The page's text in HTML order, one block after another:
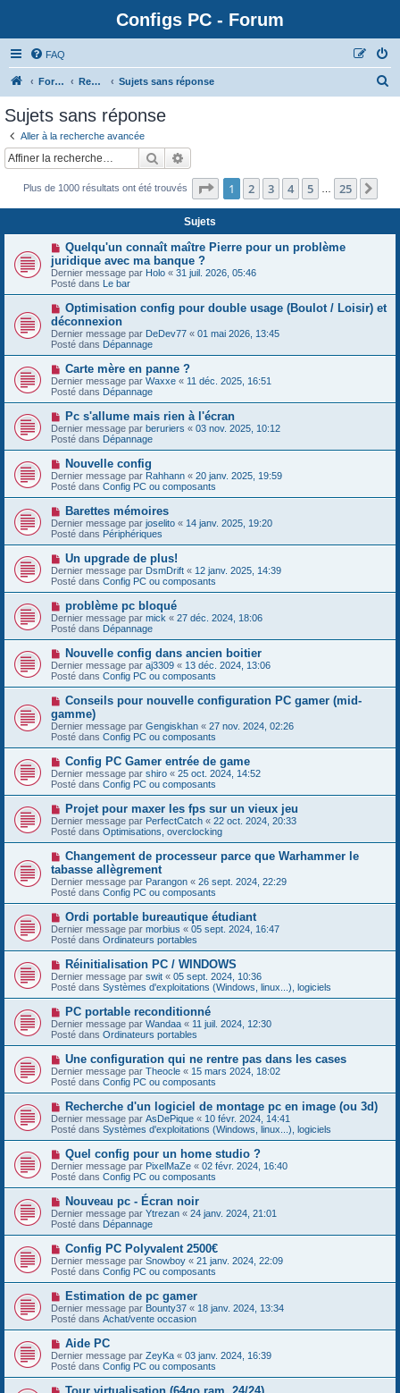
Configs PC - Forum
FAQ
Forum Rechercher Sujets sans réponse
Sujets sans réponse
Aller à la recherche avancée
Rechercher
Plus de 1000 résultats ont été trouvés Page 1sur25
1 2 3 4 5 25
Sujets
N
u
v
e
a
u
m
e
s
a
g
e
Quelqu'un connaît maître Pierre pour un problème
juridique avec ma banque ?
Dernier message par Holo « 31 juil. 2026, 05:46
Posté dans Le bar
N
o
u
v
e
a
u
m
e
s
s
a
g
e
Optimisation config pour double usage (Boulot / Loisir) et
déconnexion
Dernier message par DeDev77 « 01 mai 2026, 13:45
Posté dans Dépannage
N
o
u
v
e
a
u
m
e
s
a
g
e
Carte mère en panne ?
Dernier message par Waxxe « 11 déc. 2025, 16:51
Posté dans Dépannage
N
o
u
v
e
a
u
m
e
s
a
g
e
Pc s'allume mais rien à l'écran
Dernier message par beruriers « 03 nov. 2025, 10:12
Posté dans Dépannage
N
o
u
v
e
a
u
m
e
s
s
a
g
Nouvelle config
Dernier message par Rahhann « 20 janv. 2025, 19:59
Posté dans Config PC ou composants
N
o
u
v
e
a
u
m
e
s
s
a
g
e
Barettes mémoires
Dernier message par joselito « 14 janv. 2025, 19:20
Posté dans Périphériques
N
o
u
v
u
m
e
s
a
g
e
Un upgrade de plus!
Dernier message par DsmDrift « 12 janv. 2025, 14:39
Posté dans Config PC ou composants
N
o
u
v
e
a
u
m
e
s
s
a
g
e
problème pc bloqué
Dernier message par mick « 27 déc. 2024, 18:06
Posté dans Dépannage
N
o
u
v
a
u
m
e
s
s
g
e
Nouvelle config dans ancien boitier
Dernier message par aj3309 « 13 déc. 2024, 13:06
Posté dans Config PC ou composants
N
u
v
e
a
u
m
e
s
s
a
g
e
Conseils pour nouvelle configuration PC gamer (mid-
gamme)
Dernier message par Gengiskhan « 27 nov. 2024, 02:26
Posté dans Config PC ou composants
N
o
u
v
e
a
u
m
e
s
s
a
g
e
Config PC Gamer entrée de game
Dernier message par shiro « 25 oct. 2024, 14:52
Posté dans Config PC ou composants
N
o
u
v
a
u
m
e
s
s
g
e
Projet pour maxer les fps sur un vieux jeu
Dernier message par PerfectCatch « 22 oct. 2024, 20:33
Posté dans Optimisations, overclocking
N
o
u
v
e
a
u
m
e
s
s
a
g
e
Changement de processeur parce que Warhammer le
tabasse allègrement
Dernier message par Parangon « 26 sept. 2024, 22:29
Posté dans Config PC ou composants
N
o
u
v
e
a
u
m
e
s
a
g
e
Ordi portable bureautique étudiant
Dernier message par morbius « 05 sept. 2024, 16:47
Posté dans Ordinateurs portables
N
o
u
v
e
a
u
m
e
s
s
a
g
e
Réinitialisation PC / WINDOWS
Dernier message par swit « 05 sept. 2024, 10:36
Posté dans Systèmes d'exploitations (Windows, linux...), logiciels
N
o
u
v
e
a
u
m
e
s
a
g
e
PC portable reconditionné
Dernier message par Wandaa « 11 juil. 2024, 12:30
Posté dans Ordinateurs portables
N
o
u
v
e
a
u
m
e
s
s
a
g
e
Une configuration qui ne rentre pas dans les cases
Dernier message par Theocle « 15 mars 2024, 18:02
Posté dans Config PC ou composants
N
o
u
v
a
u
m
e
s
a
g
e
Recherche d'un logiciel de montage pc en image (ou 3d)
Dernier message par AsDePique « 10 févr. 2024, 14:41
Posté dans Systèmes d'exploitations (Windows, linux...), logiciels
N
o
u
v
e
a
u
m
e
s
s
a
g
e
Quel config pour un home studio ?
Dernier message par PixelMaZe « 02 févr. 2024, 16:40
Posté dans Config PC ou composants
N
o
u
v
a
u
m
e
s
a
g
Nouveau pc - Écran noir
Dernier message par Ytrezan « 24 janv. 2024, 21:01
Posté dans Dépannage
N
o
u
v
e
a
u
m
e
s
s
a
g
e
Config PC Polyvalent 2500€
Dernier message par Snowboy « 21 janv. 2024, 22:09
Posté dans Config PC ou composants
N
o
u
v
a
u
m
e
s
Estimation de pc gamer
Dernier message par Bounty37 « 18 janv. 2024, 13:34
Posté dans Achat/vente occasion
N
o
u
v
e
Aide PC
Dernier message par ZeyKa « 03 janv. 2024, 16:39
Posté dans Config PC ou composants
NTour virtualisation (64go ram, 24/24)